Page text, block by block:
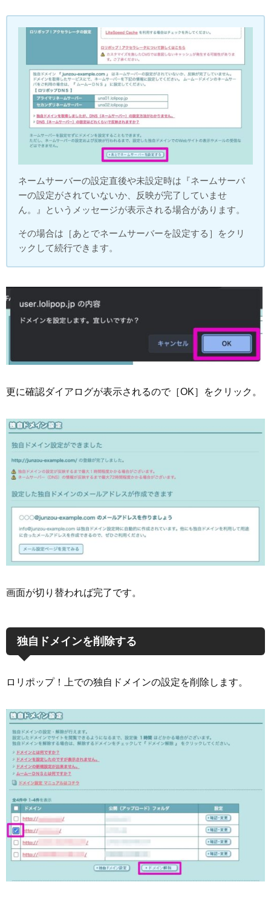
ネームサーバーの設定直後や未設定時は『ネームサーバ
ーの設定がされていないか、反映が完了していませ
ん。』というメッセージが表示される場合があります。
その場合は［あとでネームサーバーを設定する］をクリ
ックして続行できます。
更に確認ダイアログが表示されるので［OK］をクリック。
画面が切り替われば完了です。
独自ドメインを削除する
ロリポップ！上での独自ドメインの設定を削除します。